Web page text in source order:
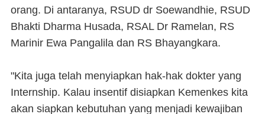
orang. Di antaranya, RSUD dr Soewandhie, RSUD
Bhakti Dharma Husada, RSAL Dr Ramelan, RS
Marinir Ewa Pangalila dan RS Bhayangkara.
"Kita juga telah menyiapkan hak-hak dokter yang
Internship. Kalau insentif disiapkan Kemenkes kita
akan siapkan kebutuhan yang menjadi kewajiban